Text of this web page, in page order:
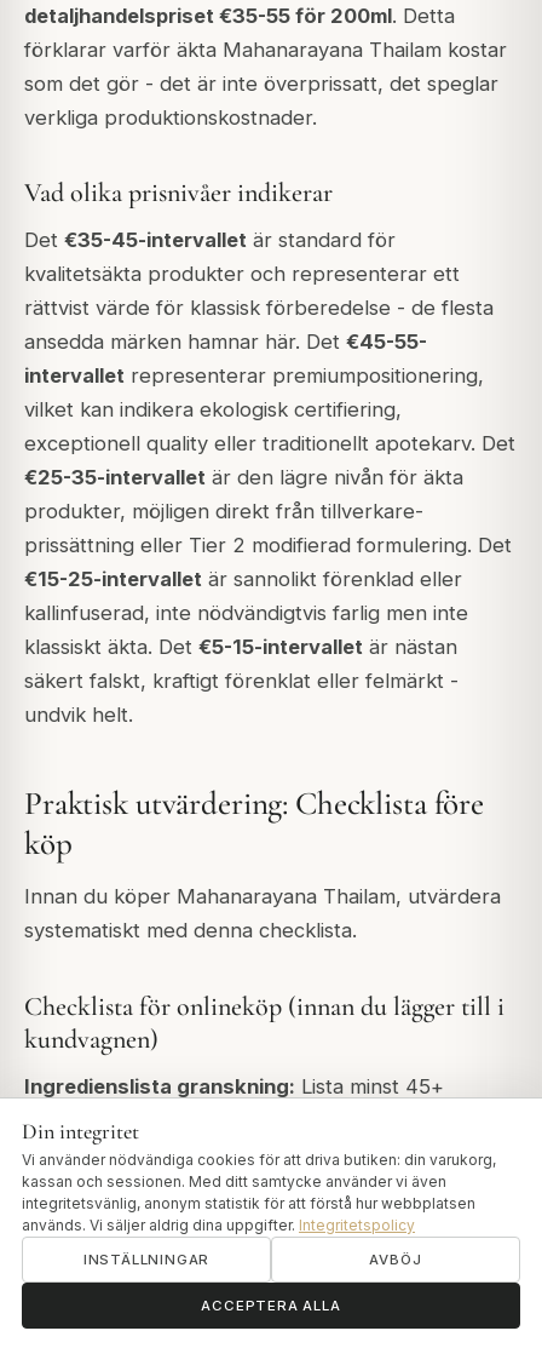
detaljhandelspriset €35-55 för 200ml. Detta
förklarar varför äkta Mahanarayana Thailam kostar
som det gör - det är inte överprissatt, det speglar
verkliga produktionskostnader.
Vad olika prisnivåer indikerar
Det €35-45-intervallet är standard för
kvalitetsäkta produkter och representerar ett
rättvist värde för klassisk förberedelse - de flesta
ansedda märken hamnar här. Det €45-55-
intervallet representerar premiumpositionering,
vilket kan indikera ekologisk certifiering,
exceptionell quality eller traditionellt apotekarv. Det
€25-35-intervallet är den lägre nivån för äkta
produkter, möjligen direkt från tillverkare-
prissättning eller Tier 2 modifierad formulering. Det
€15-25-intervallet är sannolikt förenklad eller
kallinfuserad, inte nödvändigtvis farlig men inte
klassiskt äkta. Det €5-15-intervallet är nästan
säkert falskt, kraftigt förenklat eller felmärkt -
undvik helt.
Praktisk utvärdering: Checklista före
köp
Innan du köper Mahanarayana Thailam, utvärdera
systematiskt med denna checklista.
Checklista för onlineköp (innan du lägger till i
kundvagnen)
Ingredienslista granskning: Lista minst 45+
specifika örter (helst 50-57), inkluderar
Dashamoola (10 rötter), inkluderar Ashwagandha,
Bala, Shatavari, specificerar sesamoljebas, nämner
kamfer och tillhandahåller botaniska namn eller
tydliga identifieringar.
Förberedelsemetod:Anger "Taila Paka Vidhi" eller
ॐ
Din integritet
Vi använder nödvändiga cookies för att driva butiken: din varukorg,
kassan och sessionen. Med ditt samtycke använder vi även
integritetsvänlig, anonym statistik för att förstå hur webbplatsen
används. Vi säljer aldrig dina uppgifter. Integritetspolicy
INSTÄLLNINGAR AVBÖJ
ACCEPTERA ALLA